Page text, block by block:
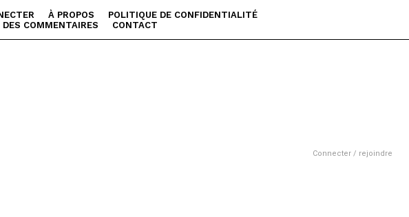
À PROPOS
POLITIQUE DE CONFIDENTIALITÉ
DES COMMENTAIRES
CONTACT
Connecter / rejoindre